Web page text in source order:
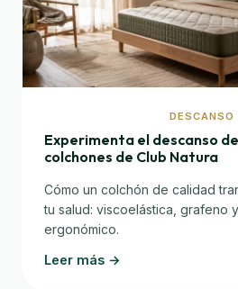
DESCANSO
Experimenta el descanso
colchones de Club Natura
Cómo un colchón de calidad
tu salud: viscoelástica, grafeno
ergonómico.
Leer más →